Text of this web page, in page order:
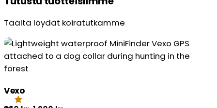
Täältä löydät koiratutkamme
Vexo